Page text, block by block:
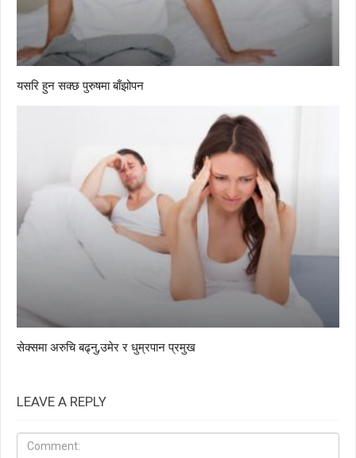
यसरि हुन सक्छ पुरुषमा बाँझोपन
सेक्समा अरुचि बढ्नु,उमेर र धुम्रपान प्रमुख
LEAVE A REPLY